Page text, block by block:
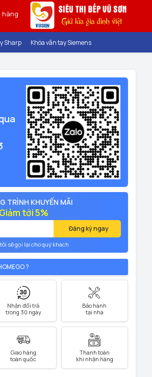
hàng
Sharp Khóa vân tay Siemens
TRÌNH KHUYẾN MÃI
Giảm tới 5%
Đăng ký ngay
sẽ gọi lại cho quý khách
?
Nhận đổi trả
trong 30 ngày
Bảo hành
tại nhà
Giao hàng
toàn quốc
Thanh toán
khi nhận hàng